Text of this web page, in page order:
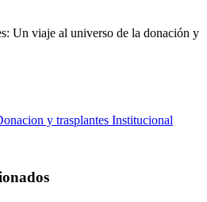
Un viaje al universo de la donación y
y trasplantes Institucional